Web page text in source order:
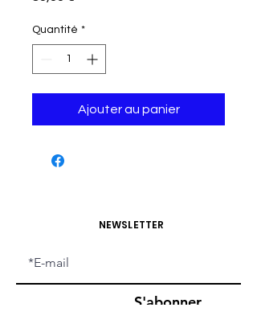
Quantité *
Ajouter au panier
NEWSLETTER
S'abonner